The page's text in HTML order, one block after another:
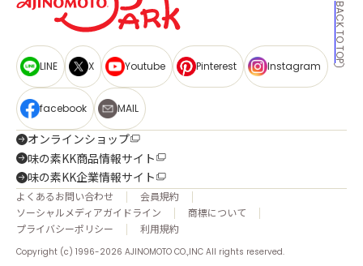
BACK TO TOP
LINE X Youtube Pinterest Instagram
facebook MAIL
オンラインショップ
味の素KK商品情報サイト
味の素KK企業情報サイト
よくあるお問い合わせ
会員規約
ソーシャルメディアガイドライン
商標について
プライバシーポリシー
利用規約
Copyright (c) 1996-2026 AJINOMOTO CO.,INC All rights reserved.